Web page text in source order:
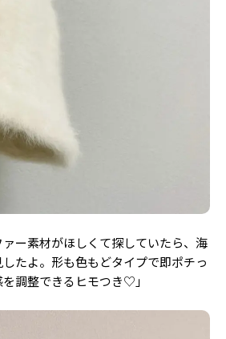
ァー素材がほしくて探していたら、海
たよ。形も色もどタイプで即ポチっ
調整できるヒモつき♡」